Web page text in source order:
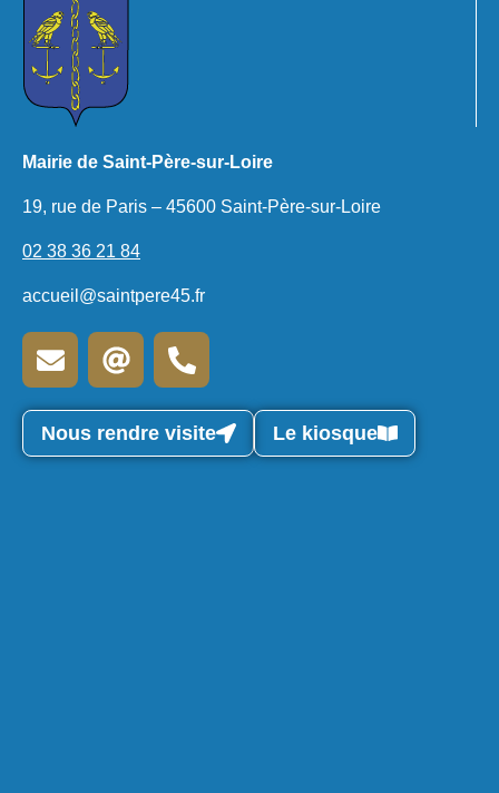
Mairie de Saint-Père-sur-Loire
19, rue de Paris – 45600 Saint-Père-sur-Loire
02 38 36 21 84
accueil@saintpere45.fr
Nous rendre visite Le kiosque